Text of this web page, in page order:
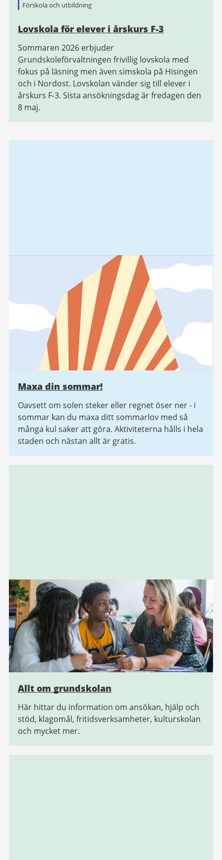
Förskola och utbildning
Lovskola för elever i årskurs F-3
Sommaren 2026 erbjuder
Grundskoleförvaltningen frivillig lovskola med
fokus på läsning men även simskola på Hisingen
och i Nordost. Lovskolan vänder sig till elever i
årskurs F-3. Sista ansökningsdag är fredagen den
8 maj.
Maxa din sommar!
Oavsett om solen steker eller regnet öser ner - i
sommar kan du maxa ditt sommarlov med så
många kul saker att göra. Aktiviteterna hålls i hela
staden och nästan allt är gratis.
Allt om grundskolan
Här hittar du information om ansökan, hjälp och
stöd, klagomål, fritidsverksamheter, kulturskolan
och mycket mer.